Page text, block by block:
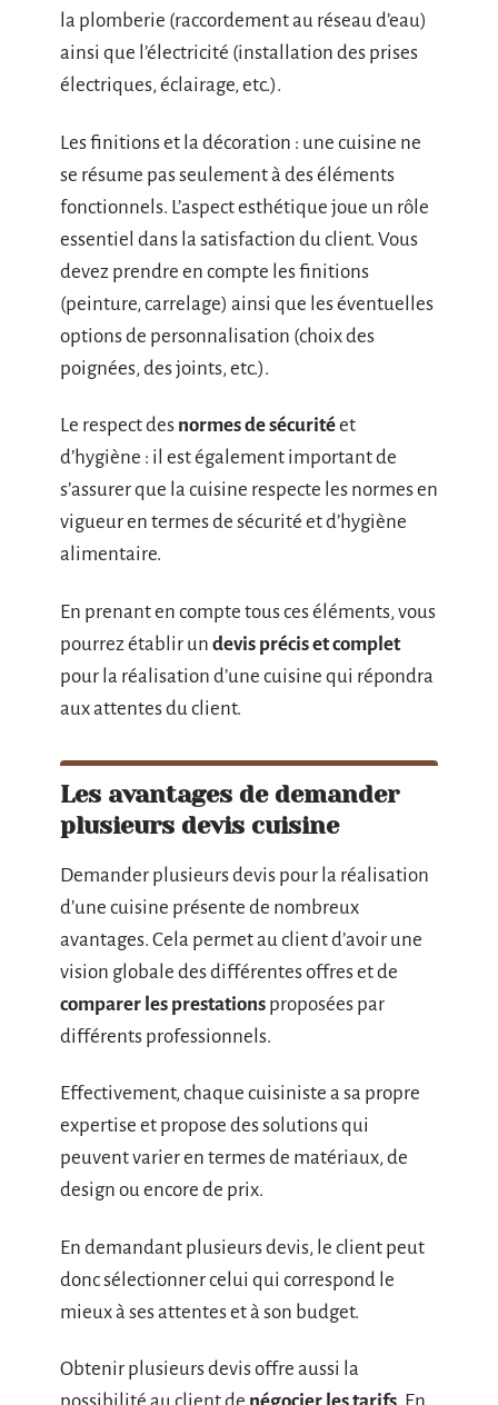
la plomberie (raccordement au réseau d’eau)
ainsi que l’électricité (installation des prises
électriques, éclairage, etc.).
Les finitions et la décoration : une cuisine ne
se résume pas seulement à des éléments
fonctionnels. L’aspect esthétique joue un rôle
essentiel dans la satisfaction du client. Vous
devez prendre en compte les finitions
(peinture, carrelage) ainsi que les éventuelles
options de personnalisation (choix des
poignées, des joints, etc.).
Le respect des normes de sécuritéet
d’hygiène : il est également important de
s’assurer que la cuisine respecte les normes en
vigueur en termes de sécurité et d’hygiène
alimentaire.
En prenant en compte tous ces éléments, vous
pourrez établir un devis précis et complet
pour la réalisation d’une cuisine qui répondra
aux attentes du client.
Les avantages de demander
plusieurs devis cuisine
Demander plusieurs devis pour la réalisation
d’une cuisine présente de nombreux
avantages. Cela permet au client d’avoir une
vision globale des différentes offres et de
comparer les prestations proposées par
différents professionnels.
Effectivement, chaque cuisiniste a sa propre
expertise et propose des solutions qui
peuvent varier en termes de matériaux, de
design ou encore de prix.
En demandant plusieurs devis, le client peut
donc sélectionner celui qui correspond le
mieux à ses attentes et à son budget.
Obtenir plusieurs devis offre aussi la